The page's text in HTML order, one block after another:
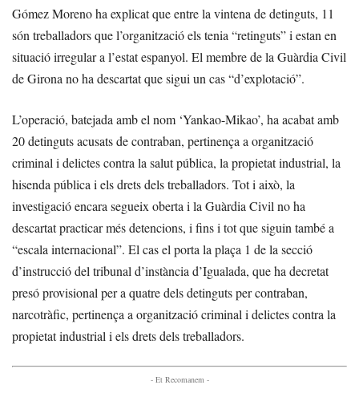
Gómez Moreno ha explicat que entre la vintena de detinguts, 11
són treballadors que l’organització els tenia “retinguts” i estan en
situació irregular a l’estat espanyol. El membre de la Guàrdia Civil
de Girona no ha descartat que sigui un cas “d’explotació”.
L’operació, batejada amb el nom ‘Yankao-Mikao’, ha acabat amb
20 detinguts acusats de contraban, pertinença a organització
criminal i delictes contra la salut pública, la propietat industrial, la
hisenda pública i els drets dels treballadors. Tot i això, la
investigació encara segueix oberta i la Guàrdia Civil no ha
descartat practicar més detencions, i fins i tot que siguin també a
“escala internacional”. El cas el porta la plaça 1 de la secció
d’instrucció del tribunal d’instància d’Igualada, que ha decretat
presó provisional per a quatre dels detinguts per contraban,
narcotràfic, pertinença a organització criminal i delictes contra la
propietat industrial i els drets dels treballadors.
- Et Recomanem -